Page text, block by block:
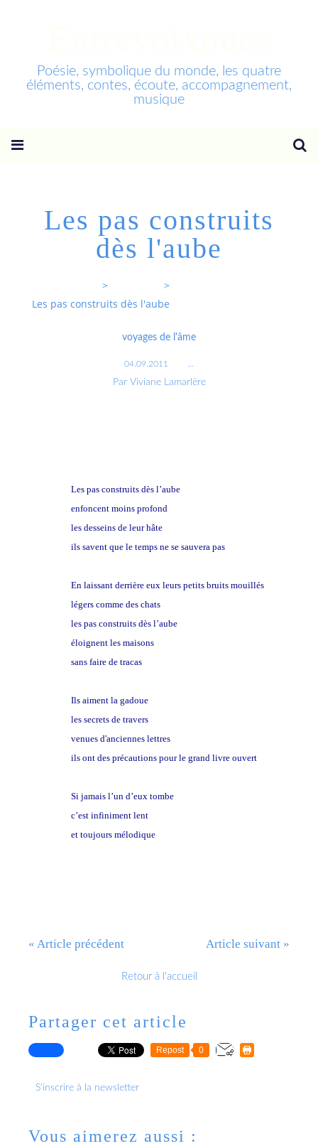
Poésie, symbolique du monde, les quatre
éléments, contes, écoute, accompagnement,
musique
Les pas construits
dès l'aube
>
>
Les pas construits dès l'aube
voyages de l'âme
04.09.2011
Par Viviane Lamarlère
Les pas construits dès l’aube
enfoncent moins profond
les desseins de leur hâte
ils savent que le temps ne se sauvera pas
En laissant derrière eux leurs petits bruits mouillés
légers comme des chats
les pas construits dès l’aube
éloignent les maisons
sans faire de tracas
Ils aiment la gadoue
les secrets de travers
venues d'anciennes lettres
ils ont des précautions pour le grand livre ouvert
Si jamais l’un d’eux tombe
c’est infiniment lent
et toujours mélodique
« Article précédent Article suivant »
Retour à l'accueil
Partager cet article
Repost 0
S'inscrire à la newsletter
Vous aimerez aussi :